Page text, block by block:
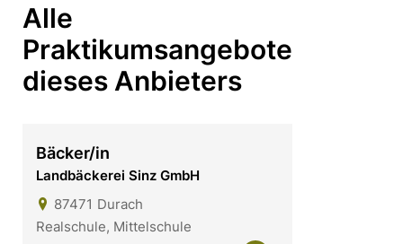
Alle
Praktikumsangebote
dieses Anbieters
Bäcker/in
Landbäckerei Sinz GmbH
87471 Durach
Realschule, Mittelschule